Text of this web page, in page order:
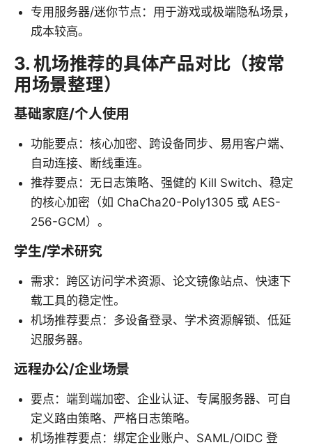
专用服务器/迷你节点：用于游戏或极端隐私场景，
成本较高。
3. 机场推荐的具体产品对比（按常
用场景整理）
基础家庭/个人使用
功能要点：核心加密、跨设备同步、易用客户端、
自动连接、断线重连。
推荐要点：无日志策略、强健的 Kill Switch、稳定
的核心加密（如 ChaCha20-Poly1305 或 AES-
256-GCM）。
学生/学术研究
需求：跨区访问学术资源、论文镜像站点、快速下
载工具的稳定性。
机场推荐要点：多设备登录、学术资源解锁、低延
迟服务器。
远程办公/企业场景
要点：端到端加密、企业认证、专属服务器、可自
定义路由策略、严格日志策略。
机场推荐要点：绑定企业账户、SAML/OIDC 登